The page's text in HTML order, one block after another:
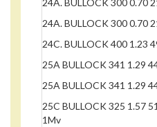
24A. BULLOCK 300 0.70
24A. BULLOCK 300 0.70
24C. BULLOCK 400 1.23
25A BULLOCK 341 1.29
25A BULLOCK 341 1.29
25C BULLOCK 325 1.57
1Mv